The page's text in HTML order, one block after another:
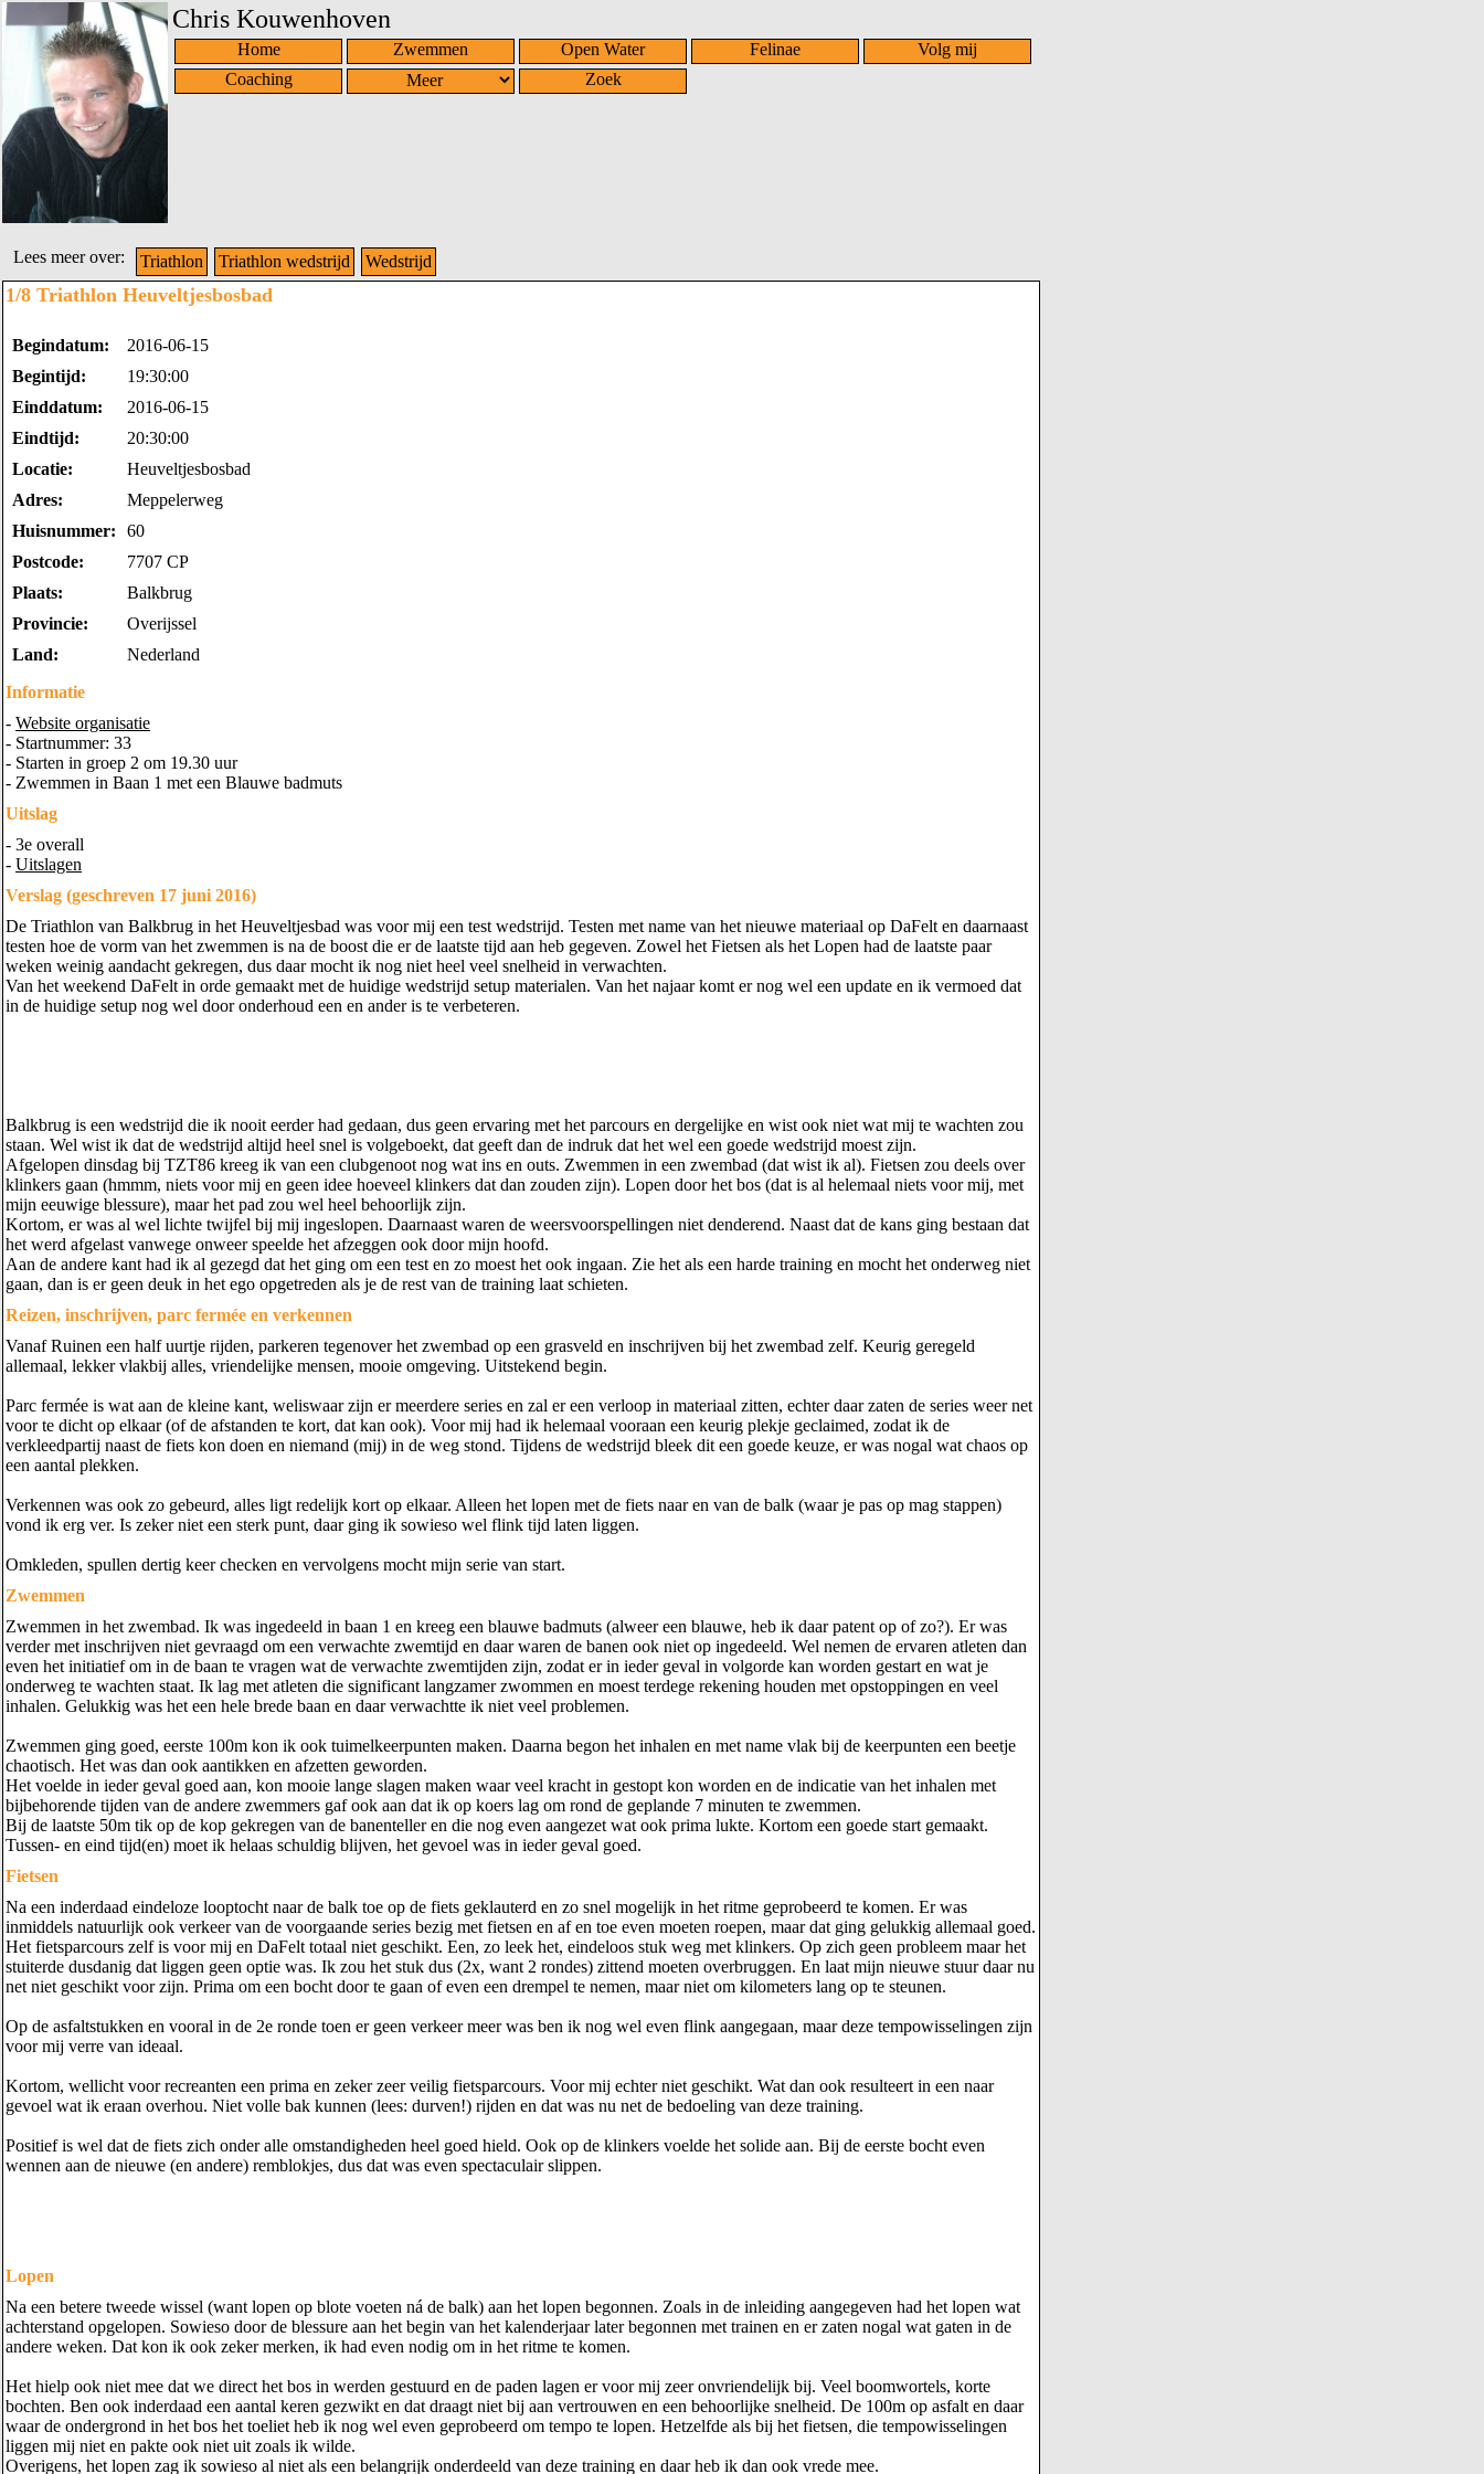
Chris Kouwenhoven
Home Zwemmen Open Water Felinae
Volg mij
Coaching
Zoek
Lees meer over: Triathlon Triathlon wedstrijd Wedstrijd
1/8 Triathlon Heuveltjesbosbad
Begindatum:
2016-06-15
Begintijd:
19:30:00
Einddatum:
2016-06-15
Eindtijd:
20:30:00
Locatie:
Heuveltjesbosbad
Adres:
Meppelerweg
Huisnummer:
60
Postcode:
7707 CP
Plaats:
Balkbrug
Provincie:
Overijssel
Land:
Nederland
Informatie
- Website organisatie
- Startnummer: 33
- Starten in groep 2 om 19.30 uur
- Zwemmen in Baan 1 met een Blauwe badmuts
Uitslag
- 3e overall
- Uitslagen
Verslag (geschreven 17 juni 2016)
De Triathlon van Balkbrug in het Heuveltjesbad was voor mij een test wedstrijd. Testen met name van het nieuwe materiaal op DaFelt en daarnaast
testen hoe de vorm van het zwemmen is na de boost die er de laatste tijd aan heb gegeven. Zowel het Fietsen als het Lopen had de laatste paar
weken weinig aandacht gekregen, dus daar mocht ik nog niet heel veel snelheid in verwachten.
Van het weekend DaFelt in orde gemaakt met de huidige wedstrijd setup materialen. Van het najaar komt er nog wel een update en ik vermoed dat
in de huidige setup nog wel door onderhoud een en ander is te verbeteren.
Balkbrug is een wedstrijd die ik nooit eerder had gedaan, dus geen ervaring met het parcours en dergelijke en wist ook niet wat mij te wachten zou
staan. Wel wist ik dat de wedstrijd altijd heel snel is volgeboekt, dat geeft dan de indruk dat het wel een goede wedstrijd moest zijn.
Afgelopen dinsdag bij TZT86 kreeg ik van een clubgenoot nog wat ins en outs. Zwemmen in een zwembad (dat wist ik al). Fietsen zou deels over
klinkers gaan (hmmm, niets voor mij en geen idee hoeveel klinkers dat dan zouden zijn). Lopen door het bos (dat is al helemaal niets voor mij, met
mijn eeuwige blessure), maar het pad zou wel heel behoorlijk zijn.
Kortom, er was al wel lichte twijfel bij mij ingeslopen. Daarnaast waren de weersvoorspellingen niet denderend. Naast dat de kans ging bestaan dat
het werd afgelast vanwege onweer speelde het afzeggen ook door mijn hoofd.
Aan de andere kant had ik al gezegd dat het ging om een test en zo moest het ook ingaan. Zie het als een harde training en mocht het onderweg niet
gaan, dan is er geen deuk in het ego opgetreden als je de rest van de training laat schieten.
Reizen, inschrijven, parc fermée en verkennen
Vanaf Ruinen een half uurtje rijden, parkeren tegenover het zwembad op een grasveld en inschrijven bij het zwembad zelf. Keurig geregeld
allemaal, lekker vlakbij alles, vriendelijke mensen, mooie omgeving. Uitstekend begin.
Parc fermée is wat aan de kleine kant, weliswaar zijn er meerdere series en zal er een verloop in materiaal zitten, echter daar zaten de series weer net
voor te dicht op elkaar (of de afstanden te kort, dat kan ook). Voor mij had ik helemaal vooraan een keurig plekje geclaimed, zodat ik de
verkleedpartij naast de fiets kon doen en niemand (mij) in de weg stond. Tijdens de wedstrijd bleek dit een goede keuze, er was nogal wat chaos op
een aantal plekken.
Verkennen was ook zo gebeurd, alles ligt redelijk kort op elkaar. Alleen het lopen met de fiets naar en van de balk (waar je pas op mag stappen)
vond ik erg ver. Is zeker niet een sterk punt, daar ging ik sowieso wel flink tijd laten liggen.
Omkleden, spullen dertig keer checken en vervolgens mocht mijn serie van start.
Zwemmen
Zwemmen in het zwembad. Ik was ingedeeld in baan 1 en kreeg een blauwe badmuts (alweer een blauwe, heb ik daar patent op of zo?). Er was
verder met inschrijven niet gevraagd om een verwachte zwemtijd en daar waren de banen ook niet op ingedeeld. Wel nemen de ervaren atleten dan
even het initiatief om in de baan te vragen wat de verwachte zwemtijden zijn, zodat er in ieder geval in volgorde kan worden gestart en wat je
onderweg te wachten staat. Ik lag met atleten die significant langzamer zwommen en moest terdege rekening houden met opstoppingen en veel
inhalen. Gelukkig was het een hele brede baan en daar verwachtte ik niet veel problemen.
Zwemmen ging goed, eerste 100m kon ik ook tuimelkeerpunten maken. Daarna begon het inhalen en met name vlak bij de keerpunten een beetje
chaotisch. Het was dan ook aantikken en afzetten geworden.
Het voelde in ieder geval goed aan, kon mooie lange slagen maken waar veel kracht in gestopt kon worden en de indicatie van het inhalen met
bijbehorende tijden van de andere zwemmers gaf ook aan dat ik op koers lag om rond de geplande 7 minuten te zwemmen.
Bij de laatste 50m tik op de kop gekregen van de banenteller en die nog even aangezet wat ook prima lukte. Kortom een goede start gemaakt.
Tussen- en eind tijd(en) moet ik helaas schuldig blijven, het gevoel was in ieder geval goed.
Fietsen
Na een inderdaad eindeloze looptocht naar de balk toe op de fiets geklauterd en zo snel mogelijk in het ritme geprobeerd te komen. Er was
inmiddels natuurlijk ook verkeer van de voorgaande series bezig met fietsen en af en toe even moeten roepen, maar dat ging gelukkig allemaal goed.
Het fietsparcours zelf is voor mij en DaFelt totaal niet geschikt. Een, zo leek het, eindeloos stuk weg met klinkers. Op zich geen probleem maar het
stuiterde dusdanig dat liggen geen optie was. Ik zou het stuk dus (2x, want 2 rondes) zittend moeten overbruggen. En laat mijn nieuwe stuur daar nu
net niet geschikt voor zijn. Prima om een bocht door te gaan of even een drempel te nemen, maar niet om kilometers lang op te steunen.
Op de asfaltstukken en vooral in de 2e ronde toen er geen verkeer meer was ben ik nog wel even flink aangegaan, maar deze tempowisselingen zijn
voor mij verre van ideaal.
Kortom, wellicht voor recreanten een prima en zeker zeer veilig fietsparcours. Voor mij echter niet geschikt. Wat dan ook resulteert in een naar
gevoel wat ik eraan overhou. Niet volle bak kunnen (lees: durven!) rijden en dat was nu net de bedoeling van deze training.
Positief is wel dat de fiets zich onder alle omstandigheden heel goed hield. Ook op de klinkers voelde het solide aan. Bij de eerste bocht even
wennen aan de nieuwe (en andere) remblokjes, dus dat was even spectaculair slippen.
Lopen
Na een betere tweede wissel (want lopen op blote voeten ná de balk) aan het lopen begonnen. Zoals in de inleiding aangegeven had het lopen wat
achterstand opgelopen. Sowieso door de blessure aan het begin van het kalenderjaar later begonnen met trainen en er zaten nogal wat gaten in de
andere weken. Dat kon ik ook zeker merken, ik had even nodig om in het ritme te komen.
Het hielp ook niet mee dat we direct het bos in werden gestuurd en de paden lagen er voor mij zeer onvriendelijk bij. Veel boomwortels, korte
bochten. Ben ook inderdaad een aantal keren gezwikt en dat draagt niet bij aan vertrouwen en een behoorlijke snelheid. De 100m op asfalt en daar
waar de ondergrond in het bos het toeliet heb ik nog wel even geprobeerd om tempo te lopen. Hetzelfde als bij het fietsen, die tempowisselingen
liggen mij niet en pakte ook niet uit zoals ik wilde.
Overigens, het lopen zag ik sowieso al niet als een belangrijk onderdeeld van deze training en daar heb ik dan ook vrede mee.